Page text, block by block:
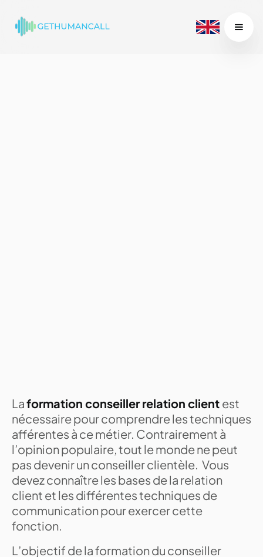
Laformation conseiller relation client est
nécessaire pour comprendre les techniques
afférentes à ce métier. Contrairement à
l’opinion populaire, tout le monde ne peut
pas devenir un conseiller clientèle. Vous
devez connaître les bases de la relation
client et les différentes techniques de
communication pour exercer cette
fonction.
L’objectif de la formation du conseiller